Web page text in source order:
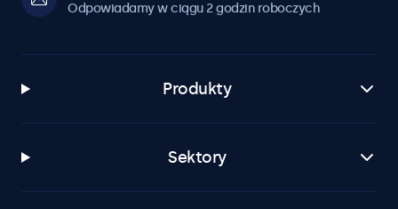
Odpowiadamy w ciągu 2 godzin roboczych
Produkty
Sektory